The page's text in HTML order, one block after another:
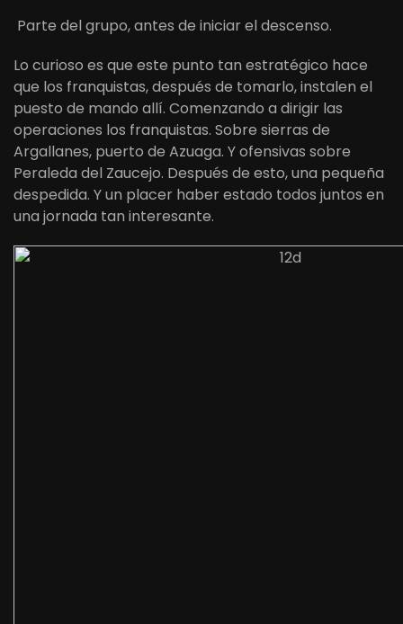
Parte del grupo, antes de iniciar el descenso.
Lo curioso es que este punto tan estratégico hace
que los franquistas, después de tomarlo, instalen el
puesto de mando allí. Comenzando a dirigir las
operaciones los franquistas. Sobre sierras de
Argallanes, puerto de Azuaga. Y ofensivas sobre
Peraleda del Zaucejo. Después de esto, una pequeña
despedida. Y un placer haber estado todos juntos en
una jornada tan interesante.